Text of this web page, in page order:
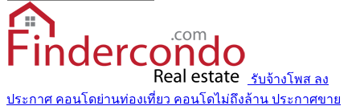
รับจ้างโพส ลง
ประกาศ คอนโดย่านท่องเที่ยว คอนโดไม่ถึงล้าน ประกาศขาย